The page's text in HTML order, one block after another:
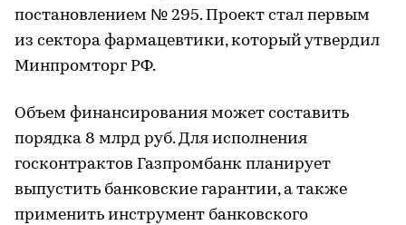
постановлением № 295. Проект стал первым
из сектора фармацевтики, который утвердил
Минпромторг РФ.
Объем финансирования может составить
порядка 8 млрд руб. Для исполнения
госконтрактов Газпромбанк планирует
выпустить банковские гарантии, а также
применить инструмент банковского